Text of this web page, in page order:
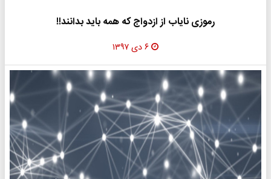
رموزی نایاب از ازدواج که همه باید بدانند!!
۶ دی ۱۳۹۷